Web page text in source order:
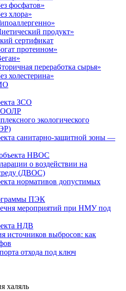
фосфатов»
хлора»
продукт»
сертификат
протеином»
переработка сырья»
холестерина»
ЗСО
экологического
санитарно-защитной зоны —
НВОС
о воздействии на
(ДВОС)
нормативов допустимых
ПЭК
мероприятий при НМУ под
НДВ
источников выбросов: как
отхода под ключ
халяль